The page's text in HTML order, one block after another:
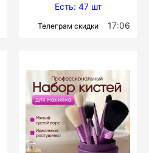
Есть: 47 шт
Телеграм скидки 17:06